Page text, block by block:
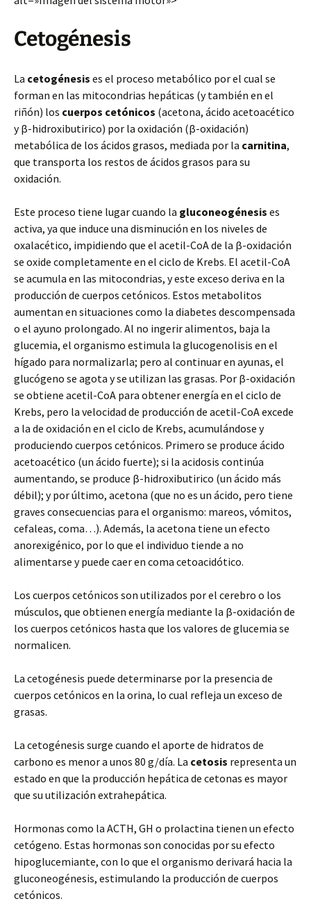
Cetogénesis
La cetogénesis es el proceso metabólico por el cual se
forman en las mitocondrias hepáticas (y también en el
riñón) los cuerpos cetónicos (acetona, ácido acetoacético
y β-hidroxibutirico) por la oxidación (β-oxidación)
metabólica de los ácidos grasos, mediada por la carnitina,
que transporta los restos de ácidos grasos para su
oxidación.
Este proceso tiene lugar cuando la gluconeogénesis es
activa, ya que induce una disminución en los niveles de
oxalacético, impidiendo que el acetil-CoA de la β-oxidación
se oxide completamente en el ciclo de Krebs. El acetil-CoA
se acumula en las mitocondrias, y este exceso deriva en la
producción de cuerpos cetónicos. Estos metabolitos
aumentan en situaciones como la diabetes descompensada
o el ayuno prolongado. Al no ingerir alimentos, baja la
glucemia, el organismo estimula la glucogenolisis en el
hígado para normalizarla; pero al continuar en ayunas, el
glucógeno se agota y se utilizan las grasas. Por β-oxidación
se obtiene acetil-CoA para obtener energía en el ciclo de
Krebs, pero la velocidad de producción de acetil-CoA excede
a la de oxidación en el ciclo de Krebs, acumulándose y
produciendo cuerpos cetónicos. Primero se produce ácido
acetoacético (un ácido fuerte); si la acidosis continúa
aumentando, se produce β-hidroxibutirico (un ácido más
débil); y por último, acetona (que no es un ácido, pero tiene
graves consecuencias para el organismo: mareos, vómitos,
cefaleas, coma…). Además, la acetona tiene un efecto
anorexigénico, por lo que el individuo tiende a no
alimentarse y puede caer en coma cetoacidótico.
Los cuerpos cetónicos son utilizados por el cerebro o los
músculos, que obtienen energía mediante la β-oxidación de
los cuerpos cetónicos hasta que los valores de glucemia se
normalicen.
La cetogénesis puede determinarse por la presencia de
cuerpos cetónicos en la orina, lo cual refleja un exceso de
grasas.
La cetogénesis surge cuando el aporte de hidratos de
carbono es menor a unos 80 g/día. La cetosis representa un
estado en que la producción hepática de cetonas es mayor
que su utilización extrahepática.
Hormonas como la ACTH, GH o prolactina tienen un efecto
cetógeno. Estas hormonas son conocidas por su efecto
hipoglucemiante, con lo que el organismo derivará hacia la
gluconeogénesis, estimulando la producción de cuerpos
cetónicos.